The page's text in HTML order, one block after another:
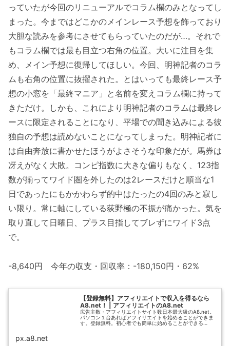
っていたが今回のリニューアルでコラム欄のみとなってし
まった。今まではどこかのメインレース予想を飾っており
大胆な読みを参考にさせてもらっていたのだが…。それで
もコラム欄では最も目立つ右角の位置。大いに注目を集
め、メイン予想に復帰してほしい。今回、明神記者のコラ
ムも右角の位置に抜擢された。とはいっても最終レース予
想の小窓を「最終マニア」と名前を変えコラム欄に持って
きただけ。しかも、これにより明神記者のコラムは最終レ
ースに限定されることになり、平場での聞き込みによる彼
独自の予想は読めないことになってしまった。明神記者に
は自由奔放に書かせたほうがよさそうな印象だが。馬券は
冴えがなく大敗。コンピ指数に大きな偏りもなく、123指
数が揃ってワイド圏を外したのは2レースだけと順当な1
日であったにもかかわらず的中はたったの4回のみと寂し
い限り。常に軸にしている荻野極の不振が痛かった。気を
取り直して日曜日、プラス目指してブレずにワイド3点
で。
-8,640円 今年の収支・回収率：-180,150円・62%
【登録無料】アフィリエイトで収入を得るなら
A8.net！ | アフィリエイトのA8.net
広告主数・アフィリエイトサイト数日本最大級のA8.net。
パソコン１台あればアフィリエイトを始めることができま
す。登録無料。初心者でも簡単に始めることができる
px.a8.net